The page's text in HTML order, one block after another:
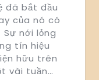
đã bắt đầu
của nó có
nới lỏng
tín hiệu
hữu trên
vài tuần…